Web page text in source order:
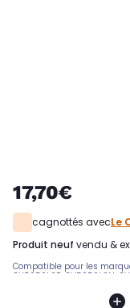
17,70€
cagnottés avecLe
produit neuf vendu &
Compatible pour les
CV5050L2B, CV5050L2N,
commerciale des modèles